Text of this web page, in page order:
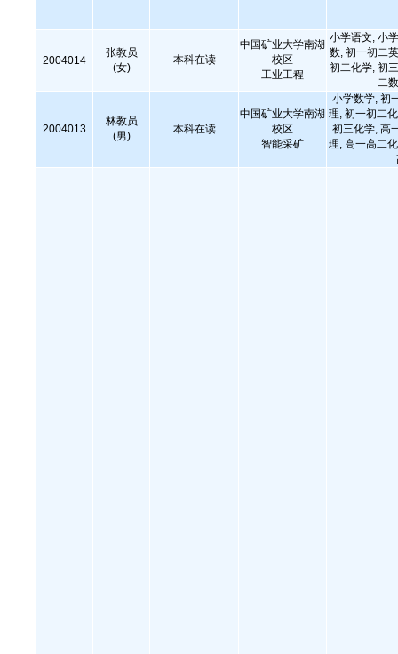
2004014
张教员
(女)
本科在读
中国矿业大学南湖
校区
工业工程
小学语文, 小
数, 初一初二
初二化学, 初
二
2004013
林教员
(男)
本科在读
中国矿业大学南湖
校区
智能采矿
小学数学, 初
理, 初一初二
初三化学, 高
理, 高一高二